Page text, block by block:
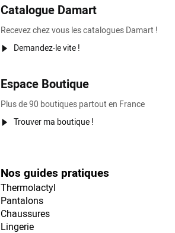
Catalogue Damart
Recevez chez vous les catalogues Damart !
Demandez-le vite !
Espace Boutique
Plus de 90 boutiques partout en France
Trouver ma boutique !
Nos guides pratiques
Thermolactyl
Pantalons
Chaussures
Lingerie